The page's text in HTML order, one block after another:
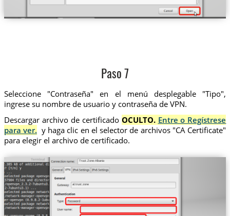
Paso 7
Seleccione "Contraseña" en el menú desplegable "Tipo",
ingrese su nombre de usuario y contraseña de VPN.
Descargar archivo de certificado OCULTO. Entre o Regístrese
para ver. y haga clic en el selector de archivos "CA Certificate"
para elegir el archivo de certificado.
Trust.Zone-Albania
al.trust.zone